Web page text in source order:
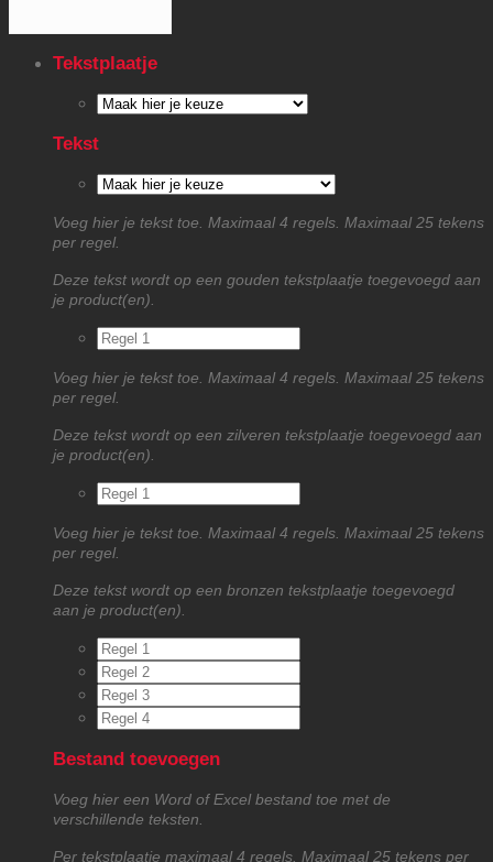
Tekstplaatje
Tekst
Voeg hier je tekst toe. Maximaal 4 regels. Maximaal 25 tekens
per regel.
Deze tekst wordt op een gouden tekstplaatje toegevoegd aan
je product(en).
Voeg hier je tekst toe. Maximaal 4 regels. Maximaal 25 tekens
per regel.
Deze tekst wordt op een zilveren tekstplaatje toegevoegd aan
je product(en).
Voeg hier je tekst toe. Maximaal 4 regels. Maximaal 25 tekens
per regel.
Deze tekst wordt op een bronzen tekstplaatje toegevoegd
aan je product(en).
Bestand toevoegen
Voeg hier een Word of Excel bestand toe met de
verschillende teksten.
Per tekstplaatje maximaal 4 regels. Maximaal 25 tekens per